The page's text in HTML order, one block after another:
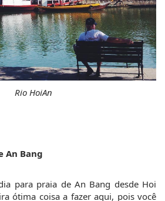
Rio HoiAn
An Bang
para praia de An Bang desde Hoi
ótima coisa a fazer aqui, pois você